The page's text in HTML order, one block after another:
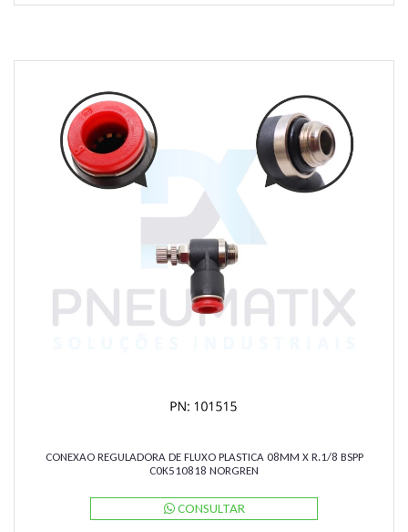
CONEXAO REGULADORA DE FLUXO PLASTICA 08MM X R.1/8 BSPP
C0K510818 NORGREN
CONSULTAR